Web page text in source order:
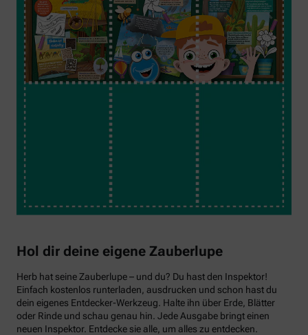
Hol dir deine eigene Zauberlupe
Herb hat seine Zauberlupe – und du? Du hast den Inspektor!
Einfach kostenlos runterladen, ausdrucken und schon hast du
dein eigenes Entdecker-Werkzeug. Halte ihn über Erde, Blätter
oder Rinde und schau genau hin. Jede Ausgabe bringt einen
neuen Inspektor. Entdecke sie alle, um alles zu entdecken.